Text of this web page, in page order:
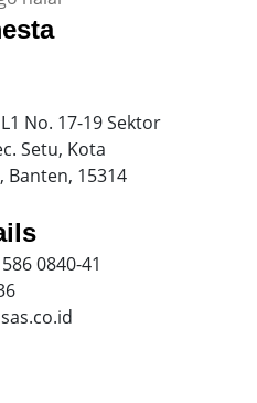
No. 17-19 Sektor
Setu, Kota
Banten, 15314
0840-41